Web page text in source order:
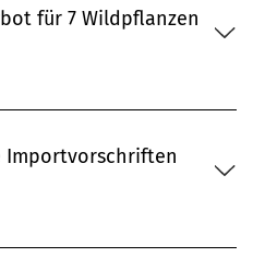
für 7 Wildpflanzen
Importvorschriften